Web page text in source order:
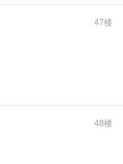
47楼
48楼